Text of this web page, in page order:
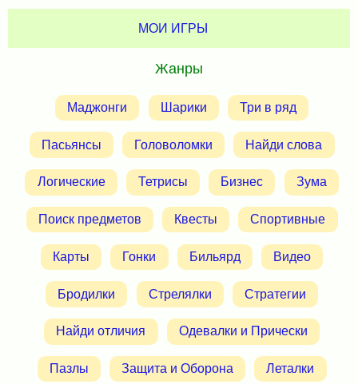
МОИ ИГРЫ
Жанры
Маджонги Шарики Три в ряд
Пасьянсы Головоломки Найди слова
Логические Тетрисы Бизнес Зума
Поиск предметов Квесты Спортивные
Карты Гонки Бильярд Видео
Бродилки Стрелялки Стратегии
Найди отличия Одевалки и Прически
Пазлы Защита и Оборона Леталки